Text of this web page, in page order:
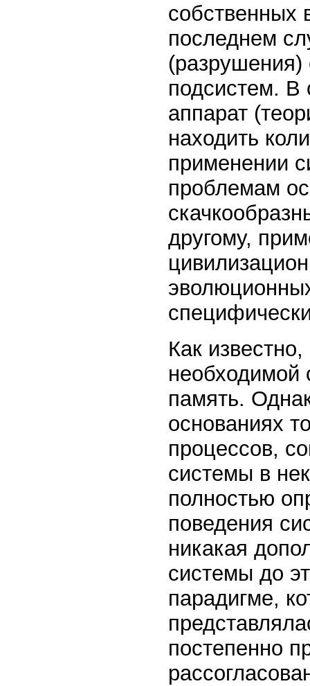
собственных
последнем
(разрушения)
подсистем. В
аппарат
находить
применении
проблемам
другому,
Как
необходимой
память.
основаниях
процессов,
системы в
полностью
поведения
никакая
системы до
парадигме,
постепенно